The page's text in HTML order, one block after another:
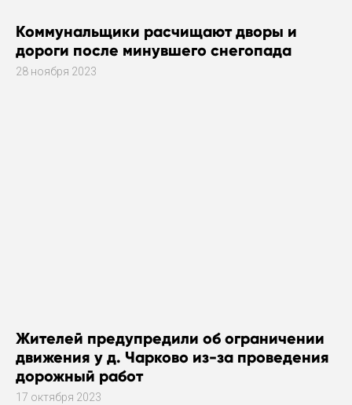
Коммунальщики расчищают дворы и
дороги после минувшего снегопада
28 ноября 2023
Жителей предупредили об ограничении
движения у д. Чарково из-за проведения
дорожный работ
17 октября 2023